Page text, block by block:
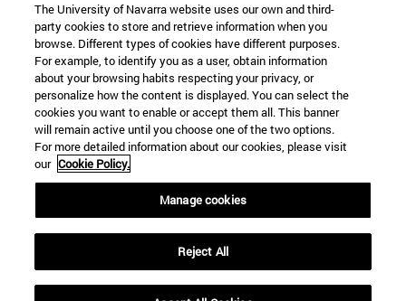
The University of Navarra website uses our own and third-
party cookies to store and retrieve information when you
browse. Different types of cookies have different purposes.
For example, to identify you as a user, obtain information
about your browsing habits respecting your privacy, or
personalize how the content is displayed. You can select the
cookies you want to enable or accept them all. This banner
will remain active until you choose one of the two options.
For more detailed information about our cookies, please visit
our Cookie Policy.
Manage cookies
Reject All